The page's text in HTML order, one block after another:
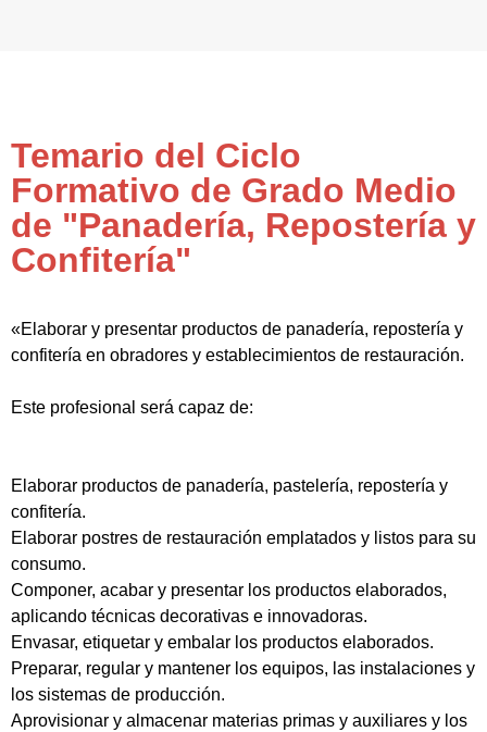
Temario del Ciclo
Formativo de Grado Medio
de "Panadería, Repostería y
Confitería"
«Elaborar y presentar productos de panadería, repostería y
confitería en obradores y establecimientos de restauración.
Este profesional será capaz de:
Elaborar productos de panadería, pastelería, repostería y
confitería.
Elaborar postres de restauración emplatados y listos para su
consumo.
Componer, acabar y presentar los productos elaborados,
aplicando técnicas decorativas e innovadoras.
Envasar, etiquetar y embalar los productos elaborados.
Preparar, regular y mantener los equipos, las instalaciones y
los sistemas de producción.
Aprovisionar y almacenar materias primas y auxiliares y los